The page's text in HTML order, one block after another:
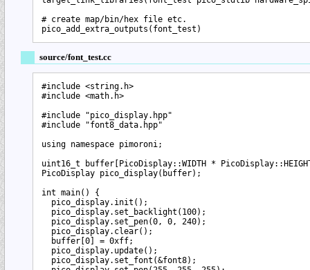
# create map/bin/hex file etc.
source/font_test.cc
#include <string.h>
#include <math.h>
#include "pico_display.hpp"
#include "font8_data.hpp"
using namespace pimoroni;
uint16_t buffer[PicoDisplay::WIDTH *
PicoDisplay pico_display(buffer);
int main() {
  pico_display.init();
  pico_display.set_backlight(100);
  pico_display.set_pen(0, 0, 240);
  pico_display.clear();
  buffer[0] = 0xff;
  pico_display.update();
  pico_display.set_font(&font8);